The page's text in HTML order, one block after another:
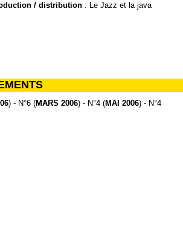
/ distribution: Le Jazz et la java
) - N°6 (MARS 2006) - N°4 (MAI 2006) - N°4